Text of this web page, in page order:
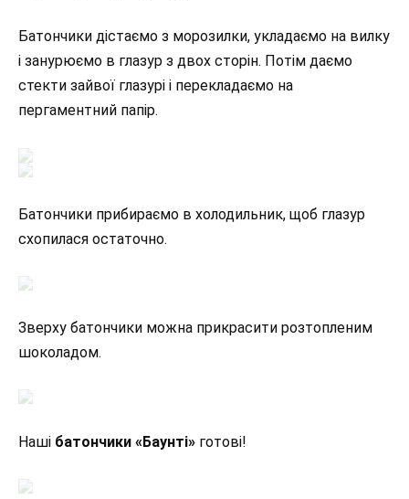
Батончики дістаємо з морозилки, укладаємо на вилку
і занурюємо в глазур з двох сторін. Потім даємо
стекти зайвої глазурі і перекладаємо на
пергаментний папір.
Батончики прибираємо в холодильник, щоб глазур
схопилася остаточно.
Зверху батончики можна прикрасити розтопленим
шоколадом.
Наші батончики «Баунті» готові!